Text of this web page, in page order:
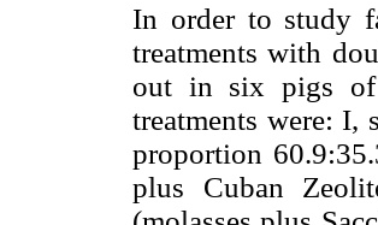
In order to study
treatments with
out in six pigs of
treatments were: I,
proportion
plus Cuban